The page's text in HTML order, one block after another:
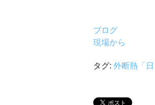
ブログ
現場から
タグ: 外断熱「